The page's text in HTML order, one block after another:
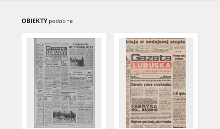
OBIEKTY podobne